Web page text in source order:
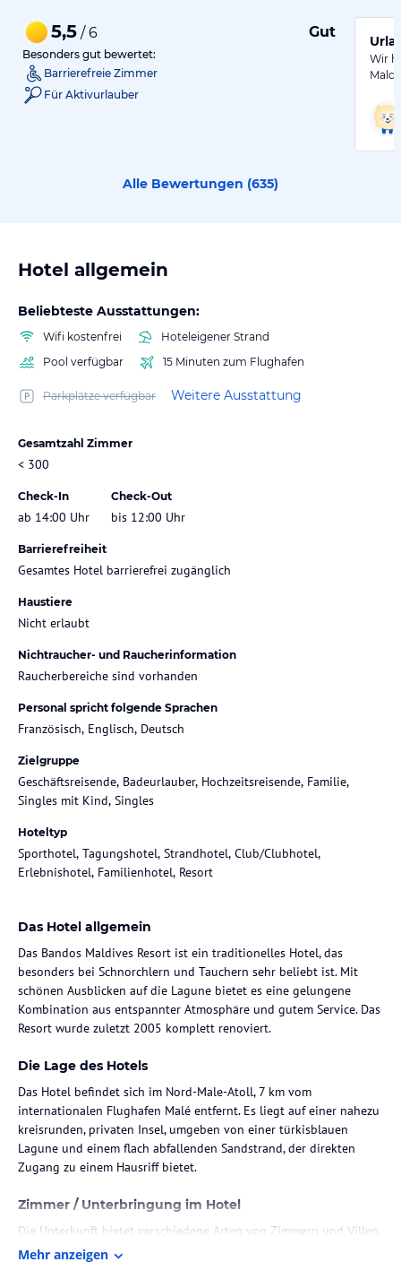
5,5 / 6 Gut
Besonders gut bewertet:
Barrierefreie Zimmer
Für Aktivurlauber
Wir
Alle Bewertungen (635)
Hotel allgemein
Beliebteste Ausstattungen:
Wifi kostenfrei
Hoteleigener Strand
Pool verfügbar
15 Minuten zum Flughafen
Parkplätze verfügbar Weitere Ausstattung
Gesamtzahl Zimmer
< 300
Check-In
ab 14:00 Uhr
Check-Out
bis 12:00 Uhr
Barrierefreiheit
Gesamtes Hotel barrierefrei zugänglich
Haustiere
Nicht erlaubt
Nichtraucher- und Raucherinformation
Raucherbereiche sind vorhanden
Personal spricht folgende Sprachen
Französisch, Englisch, Deutsch
Zielgruppe
Geschäftsreisende, Badeurlauber, Hochzeitsreisende, Familie,
Singles mit Kind, Singles
Hoteltyp
Sporthotel, Tagungshotel, Strandhotel, Club/Clubhotel,
Erlebnishotel, Familienhotel, Resort
Das Hotel allgemein
Das Bandos Maldives Resort ist ein traditionelles Hotel, das
besonders bei Schnorchlern und Tauchern sehr beliebt ist. Mit
schönen Ausblicken auf die Lagune bietet es eine gelungene
Kombination aus entspannter Atmosphäre und gutem Service. Das
Resort wurde zuletzt 2005 komplett renoviert.
Die Lage des Hotels
Das Hotel befindet sich im Nord-Male-Atoll, 7 km vom
internationalen Flughafen Malé entfernt. Es liegt auf einer nahezu
kreisrunden, privaten Insel, umgeben von einer türkisblauen
Lagune und einem flach abfallenden Sandstrand, der direkten
Zugang zu einem Hausriff bietet.
Zimmer / Unterbringung im Hotel
Die Unterkunft bietet verschiedene Arten von Zimmern und Villen,
die teils über hohe Strohdächer verfügen und mit modernen
Mehr anzeigen